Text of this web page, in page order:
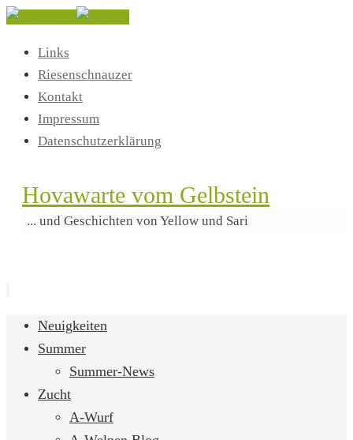
Links
Riesenschnauzer
Kontakt
Impressum
Datenschutzerklärung
Hovawarte vom Gelbstein
... und Geschichten von Yellow und Sari
Zum
Inhalt
Neuigkeiten
Summer
Summer-News
Zucht
A-Wurf